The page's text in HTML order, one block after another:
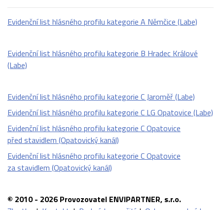
Evidenční list hlásného profilu kategorie A Němčice (Labe)
Evidenční list hlásného profilu kategorie B Hradec Králové
(Labe)
Evidenční list hlásného profilu kategorie C Jaroměř (Labe)
Evidenční list hlásného profilu kategorie C LG Opatovice (Labe)
Evidenční list hlásného profilu kategorie C Opatovice
před stavidlem (Opatovický kanál)
Evidenční list hlásného profilu kategorie C Opatovice
za stavidlem (Opatovický kanál)
© 2010 - 2026 Provozovatel ENVIPARTNER, s.r.o.